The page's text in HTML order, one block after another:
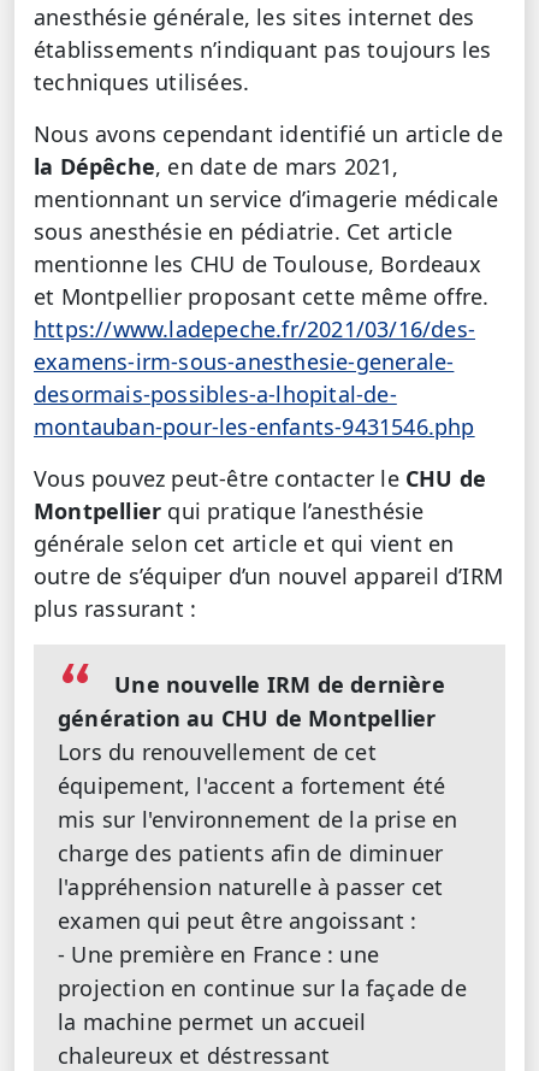
anesthésie générale, les sites internet des
établissements n’indiquant pas toujours les
techniques utilisées.
Nous avons cependant identifié un article de
la Dépêche, en date de mars 2021,
mentionnant un service d’imagerie médicale
sous anesthésie en pédiatrie. Cet article
mentionne les CHU de Toulouse, Bordeaux
et Montpellier proposant cette même offre.
https://www.ladepeche.fr/2021/03/16/des-
examens-irm-sous-anesthesie-generale-
desormais-possibles-a-lhopital-de-
montauban-pour-les-enfants-9431546.php
Vous pouvez peut-être contacter le CHU de
Montpellier qui pratique l’anesthésie
générale selon cet article et qui vient en
outre de s’équiper d’un nouvel appareil d’IRM
plus rassurant :
Une nouvelle IRM de dernière
génération au CHU de Montpellier
Lors du renouvellement de cet
équipement, l'accent a fortement été
mis sur l'environnement de la prise en
charge des patients afin de diminuer
l'appréhension naturelle à passer cet
examen qui peut être angoissant :
- Une première en France : une
projection en continue sur la façade de
la machine permet un accueil
chaleureux et déstressant